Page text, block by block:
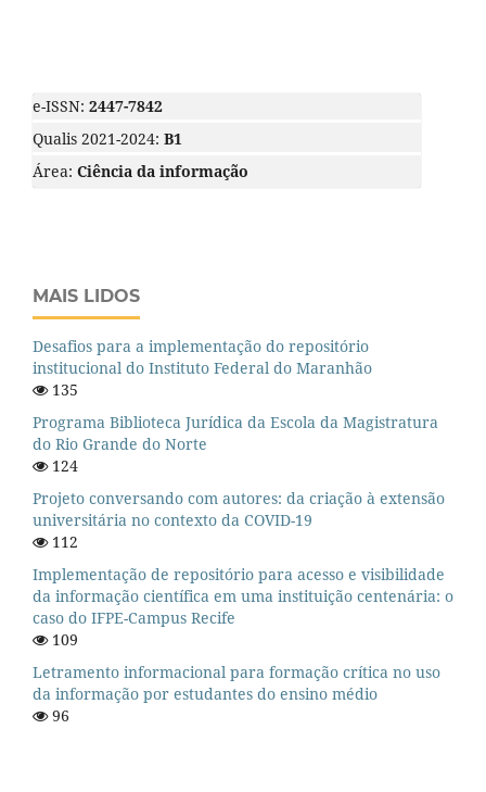
e-ISSN: 2447-7842
Qualis 2021-2024: B1
Área: Ciência da informação
MAIS LIDOS
Desafios para a implementação do repositório
institucional do Instituto Federal do Maranhão
135
Programa Biblioteca Jurídica da Escola da Magistratura
do Rio Grande do Norte
124
Projeto conversando com autores: da criação à extensão
universitária no contexto da COVID-19
112
Implementação de repositório para acesso e visibilidade
da informação científica em uma instituição centenária: o
caso do IFPE-Campus Recife
109
Letramento informacional para formação crítica no uso
da informação por estudantes do ensino médio
96